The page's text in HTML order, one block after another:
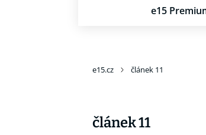
e15
e15.cz článek 11
článek 11